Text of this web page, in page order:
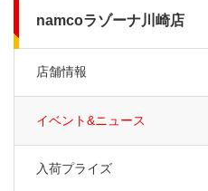
namcoラゾーナ川崎店
店舗情報
イベント&ニュース
入荷プライズ